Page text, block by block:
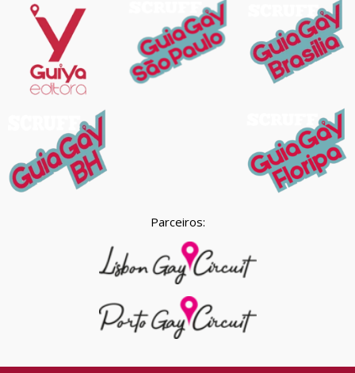
Parceiros: